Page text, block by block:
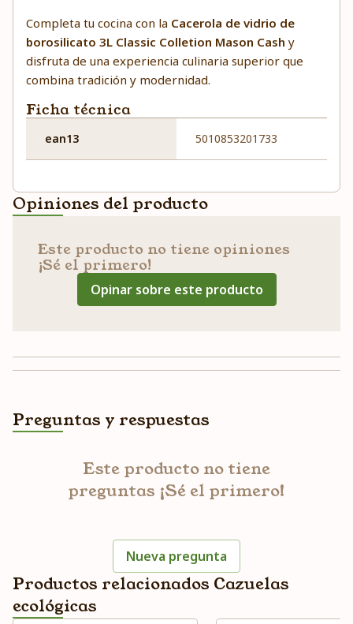
Completa tu cocina con la Cacerola de vidrio de
borosilicato 3L Classic Colletion Mason Cash y
disfruta de una experiencia culinaria superior que
combina tradición y modernidad.
Ficha técnica
ean13 5010853201733
Opiniones del producto
Este producto no tiene opiniones
¡Sé el primero!
Opinar sobre este producto
Preguntas y respuestas
Este producto no tiene
preguntas ¡Sé el primero!
Nueva pregunta
Productos relacionados Cazuelas
ecológicas